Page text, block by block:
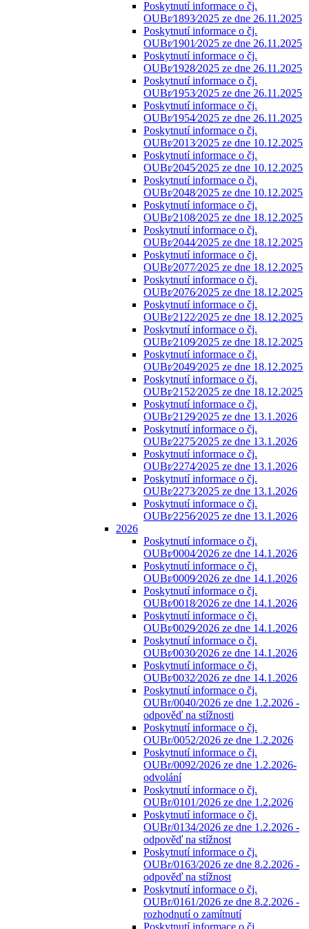
Poskytnutí informace o čj.
OUBr⁄1893⁄2025 ze dne 26.11.2025
Poskytnutí informace o čj.
OUBr⁄1901⁄2025 ze dne 26.11.2025
Poskytnutí informace o čj.
OUBr⁄1928⁄2025 ze dne 26.11.2025
Poskytnutí informace o čj.
OUBr⁄1953⁄2025 ze dne 26.11.2025
Poskytnutí informace o čj.
OUBr⁄1954⁄2025 ze dne 26.11.2025
Poskytnutí informace o čj.
OUBr⁄2013⁄2025 ze dne 10.12.2025
Poskytnutí informace o čj.
OUBr⁄2045⁄2025 ze dne 10.12.2025
Poskytnutí informace o čj.
OUBr⁄2048⁄2025 ze dne 10.12.2025
Poskytnutí informace o čj.
OUBr⁄2108⁄2025 ze dne 18.12.2025
Poskytnutí informace o čj.
OUBr⁄2044⁄2025 ze dne 18.12.2025
Poskytnutí informace o čj.
OUBr⁄2077⁄2025 ze dne 18.12.2025
Poskytnutí informace o čj.
OUBr⁄2076⁄2025 ze dne 18.12.2025
Poskytnutí informace o čj.
OUBr⁄2122⁄2025 ze dne 18.12.2025
Poskytnutí informace o čj.
OUBr⁄2109⁄2025 ze dne 18.12.2025
Poskytnutí informace o čj.
OUBr⁄2049⁄2025 ze dne 18.12.2025
Poskytnutí informace o čj.
OUBr⁄2152⁄2025 ze dne 18.12.2025
Poskytnutí informace o čj.
OUBr⁄2129⁄2025 ze dne 13.1.2026
Poskytnutí informace o čj.
OUBr⁄2275⁄2025 ze dne 13.1.2026
Poskytnutí informace o čj.
OUBr⁄2274⁄2025 ze dne 13.1.2026
Poskytnutí informace o čj.
OUBr⁄2273⁄2025 ze dne 13.1.2026
Poskytnutí informace o čj.
OUBr⁄2256⁄2025 ze dne 13.1.2026
2026
Poskytnutí informace o čj.
OUBr⁄0004⁄2026 ze dne 14.1.2026
Poskytnutí informace o čj.
OUBr⁄0009⁄2026 ze dne 14.1.2026
Poskytnutí informace o čj.
OUBr⁄0018⁄2026 ze dne 14.1.2026
Poskytnutí informace o čj.
OUBr⁄0029⁄2026 ze dne 14.1.2026
Poskytnutí informace o čj.
OUBr⁄0030⁄2026 ze dne 14.1.2026
Poskytnutí informace o čj.
OUBr⁄0032⁄2026 ze dne 14.1.2026
Poskytnutí informace o čj.
OUBr/0040/2026 ze dne 1.2.2026 -
odpověď na stížnosti
Poskytnutí informace o čj.
OUBr/0052/2026 ze dne 1.2.2026
Poskytnutí informace o čj.
OUBr/0092/2026 ze dne 1.2.2026-
odvolání
Poskytnutí informace o čj.
OUBr/0101/2026 ze dne 1.2.2026
Poskytnutí informace o čj.
OUBr/0134/2026 ze dne 1.2.2026 -
odpověď na stížnost
Poskytnutí informace o čj.
OUBr/0163/2026 ze dne 8.2.2026 -
odpověď na stížnost
Poskytnutí informace o čj.
OUBr/0161/2026 ze dne 8.2.2026 -
rozhodnutí o zamítnutí
Poskytnutí informace o čj.